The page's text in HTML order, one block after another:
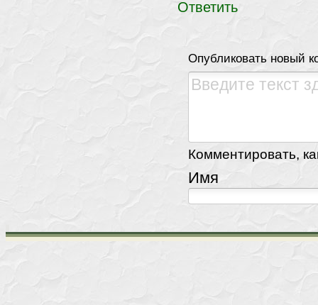
Ответить
Опубликовать новый
Комментировать,
Имя